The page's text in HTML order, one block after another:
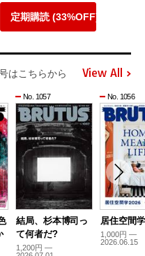
定期購読 (33%OFF)
はこちらから View All
No. 1057
結局、杉本博司っ
て何者だ?
1,200円 —
No. 1056
居住空間
1,000円 —
2026.06.15